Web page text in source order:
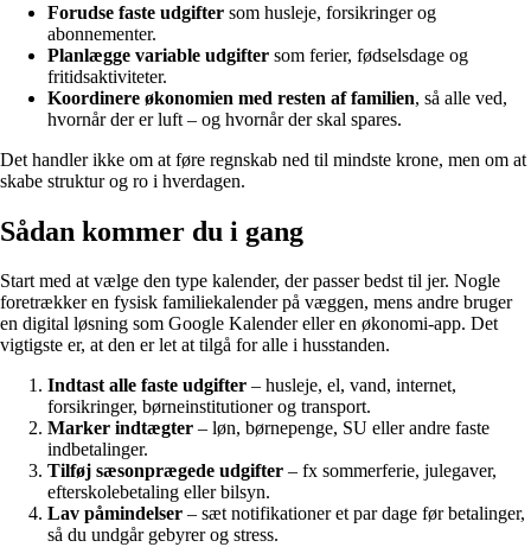
Forudse faste udgifter som husleje, forsikringer og
abonnementer.
Planlægge variable udgifter som ferier, fødselsdage og
fritidsaktiviteter.
Koordinere økonomien med resten af familien, så alle ved,
hvornår der er luft – og hvornår der skal spares.
Det handler ikke om at føre regnskab ned til mindste krone, men om at
skabe struktur og ro i hverdagen.
Sådan kommer du i gang
Start med at vælge den type kalender, der passer bedst til jer. Nogle
foretrækker en fysisk familiekalender på væggen, mens andre bruger
en digital løsning som Google Kalender eller en økonomi-app. Det
vigtigste er, at den er let at tilgå for alle i husstanden.
Indtast alle faste udgifter – husleje, el, vand, internet,
forsikringer, børneinstitutioner og transport.
Marker indtægter – løn, børnepenge, SU eller andre faste
indbetalinger.
Tilføj sæsonprægede udgifter – fx sommerferie, julegaver,
efterskolebetaling eller bilsyn.
Lav påmindelser – sæt notifikationer et par dage før betalinger,
så du undgår gebyrer og stress.